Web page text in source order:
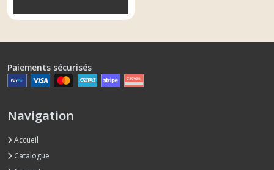
Paiements sécurisés
Navigation
Accueil
Catalogue